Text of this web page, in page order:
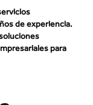
de experiencia.
para